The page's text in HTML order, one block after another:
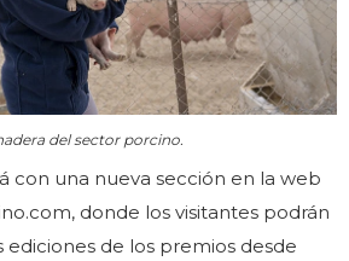
del sector porcino.
con una nueva sección en la web
donde los visitantes podrán
ediciones de los premios desde